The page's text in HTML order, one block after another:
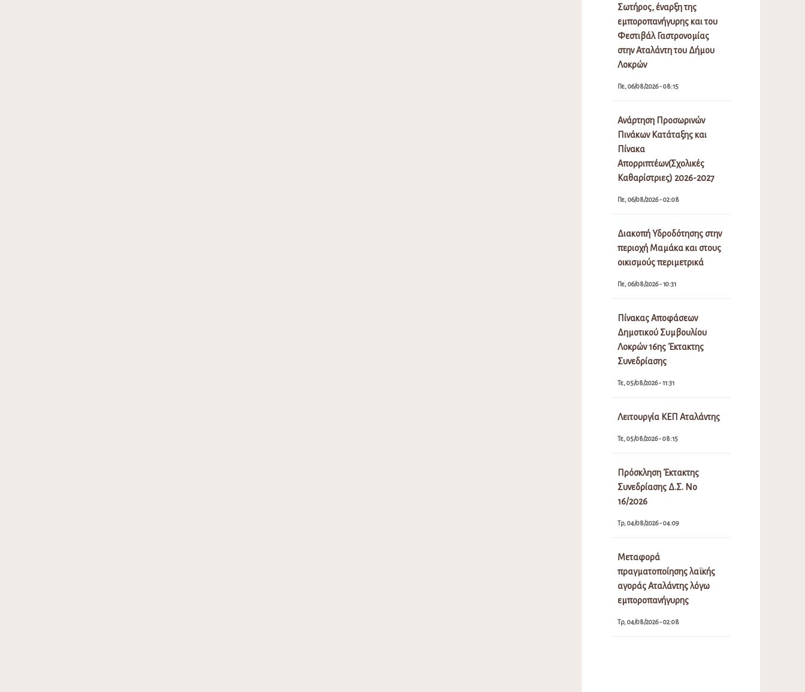
Σωτήρος, έναρξη της
εμποροπανήγυρης και του
Φεστιβάλ Γαστρονομίας
στην Αταλάντη του Δήμου
Λοκρών
Πε, 06/08/2026 - 08:15
Ανάρτηση Προσωρινών
Πινάκων Κατάταξης και
Πίνακα
Απορριπτέων(Σχολικές
Καθαρίστριες) 2026-2027
Πε, 06/08/2026 - 02:08
Διακοπή Υδροδότησης στην
περιοχή Μαμάκα και στους
οικισμούς περιμετρικά
Πε, 06/08/2026 - 10:31
Πίνακας Αποφάσεων
Δημοτικού Συμβουλίου
Λοκρών 16ης Έκτακτης
Συνεδρίασης
Τε, 05/08/2026 - 11:31
Λειτουργία ΚΕΠ Αταλάντης
Τε, 05/08/2026 - 08:15
Πρόσκληση Έκτακτης
Συνεδρίασης Δ.Σ. Νο
16/2026
Τρ, 04/08/2026 - 04:09
Μεταφορά
πραγματοποίησης λαϊκής
αγοράς Αταλάντης λόγω
εμποροπανήγυρης
Τρ, 04/08/2026 - 02:08